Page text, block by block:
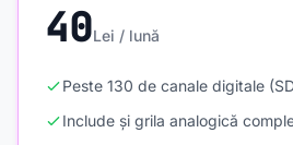
40Lei / lună
Peste 130 de canale digitale
Include și grila analogică